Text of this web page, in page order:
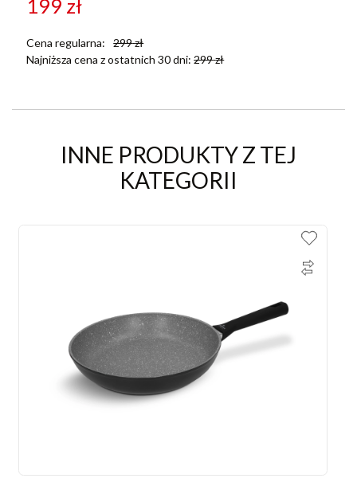
199 zł
Cena regularna: 299zł
Najniższa cena z ostatnich 30 dni:299zł
INNE PRODUKTY Z TEJ
KATEGORII